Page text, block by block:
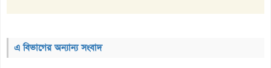
এ বিভাগের অন্যান্য সংবাদ